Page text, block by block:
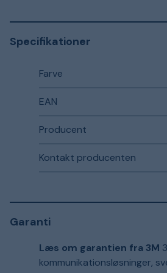
Specifikationer
Farve
EAN
Producent
Kontakt producenten
Garanti
Læs om garantien fra 3M
kommunikationsløsninger,